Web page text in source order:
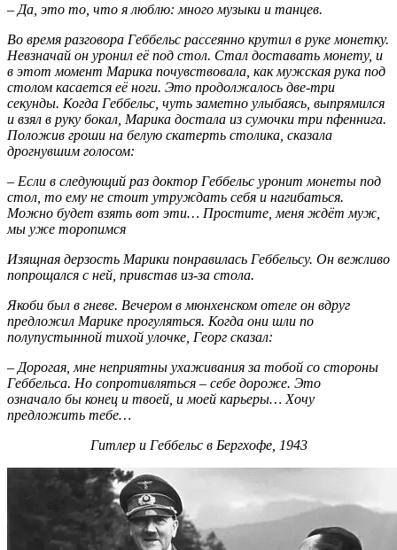
– Да, это то, что я люблю: много музыки и танцев.
Во время разговора Геббельс рассеянно крутил в руке монетку.
Невзначай он уронил её под стол. Стал доставать монету, и
в этот момент Марика почувствовала, как мужская рука под
столом касается её ноги. Это продолжалось две-три
секунды. Когда Геббельс, чуть заметно улыбаясь, выпрямился
и взял в руку бокал, Марика достала из сумочки три пфеннига.
Положив гроши на белую скатерть столика, сказала
дрогнувшим голосом:
– Если в следующий раз доктор Геббельс уронит монеты под
стол, то ему не стоит утруждать себя и нагибаться.
Можно будет взять вот эти… Простите, меня ждёт муж,
мы уже торопимся
Изящная дерзость Марики понравилась Геббельсу. Он вежливо
попрощался с ней, привстав из-за стола.
Якоби был в гневе. Вечером в мюнхенском отеле он вдруг
предложил Марике прогуляться. Когда они шли по
полупустынной тихой улочке, Георг сказал:
– Дорогая, мне неприятны ухаживания за тобой со стороны
Геббельса. Но сопротивляться – себе дороже. Это
означало бы конец и твоей, и моей карьеры… Хочу
предложить тебе…
Гитлер и Геббельс в Бергхофе, 1943